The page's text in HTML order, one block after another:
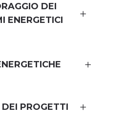
DEI
ENERGETICI
PROGETTI